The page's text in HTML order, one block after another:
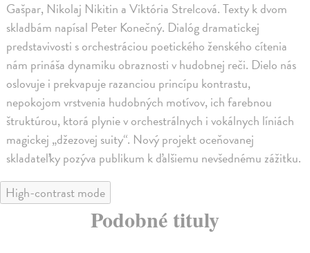
Gašpar, Nikolaj Nikitin a Viktória Strelcová. Texty k dvom
skladbám napísal Peter Konečný. Dialóg dramatickej
predstavivosti s orchestráciou poetického ženského cítenia
nám prináša dynamiku obraznosti v hudobnej reči. Dielo nás
oslovuje i prekvapuje razanciou princípu kontrastu,
nepokojom vrstvenia hudobných motívov, ich farebnou
štruktúrou, ktorá plynie v orchestrálnych i vokálnych líniách
magickej „džezovej suity“. Nový projekt oceňovanej
skladateľky pozýva publikum k ďalšiemu nevšednému zážitku.
High-contrast mode
Podobné tituly